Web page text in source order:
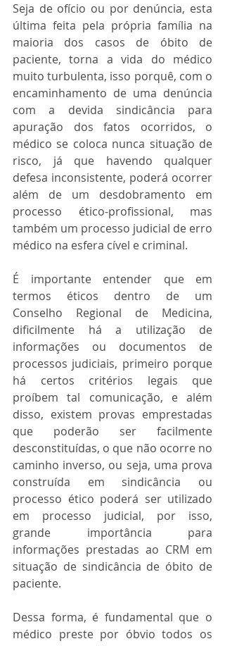
Seja de ofício ou por denúncia, esta
última feita pela própria família na
maioria dos casos de óbito de
paciente, torna a vida do médico
muito turbulenta, isso porquê, com o
encaminhamento de uma denúncia
com a devida sindicância para
apuração dos fatos ocorridos, o
médico se coloca nunca situação de
risco, já que havendo qualquer
defesa inconsistente, poderá ocorrer
além de um desdobramento em
processo ético-profissional, mas
também um processo judicial de erro
médico na esfera cível e criminal.
É importante entender que em
termos éticos dentro de um
Conselho Regional de Medicina,
dificilmente há a utilização de
informações ou documentos de
processos judiciais, primeiro porque
há certos critérios legais que
proíbem tal comunicação, e além
disso, existem provas emprestadas
que poderão ser facilmente
desconstituídas, o que não ocorre no
caminho inverso, ou seja, uma prova
construída em sindicância ou
processo ético poderá ser utilizado
em processo judicial, por isso,
grande importância para
informações prestadas ao CRM em
situação de sindicância de óbito de
paciente.
Dessa forma, é fundamental que o
médico preste por óbvio todos os